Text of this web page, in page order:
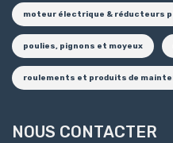
moteur électrique & réducteurs
poulies, pignons et moyeux
roulements et produits de
NOUS CONTACTER